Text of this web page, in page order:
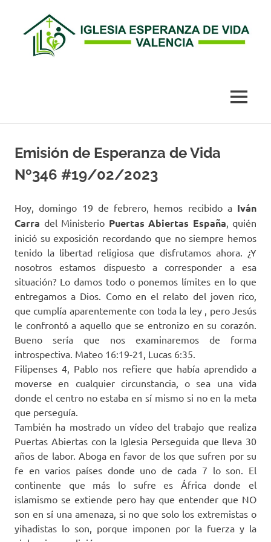
contenido
Valencia
MENÚ
Emisión de Esperanza de Vida
Nº346 #19/02/2023
Hoy, domingo 19 de febrero, hemos recibido a Iván
Carra del Ministerio Puertas Abiertas España, quién
inició su exposición recordando que no siempre hemos
tenido la libertad religiosa que disfrutamos ahora. ¿Y
nosotros estamos dispuesto a corresponder a esa
situación? Lo damos todo o ponemos límites en lo que
entregamos a Dios. Como en el relato del joven rico,
que cumplía aparentemente con toda la ley , pero Jesús
le confrontó a aquello que se entronizo en su corazón.
Bueno sería que nos examinaremos de forma
introspectiva. Mateo 16:19-21, Lucas 6:35.
Filipenses 4, Pablo nos refiere que había aprendido a
moverse en cualquier circunstancia, o sea una vida
donde el centro no estaba en sí mismo si no en la meta
que perseguía.
También ha mostrado un vídeo del trabajo que realiza
Puertas Abiertas con la Iglesia Perseguida que lleva 30
años de labor. Aboga en favor de los que sufren por su
fe en varios países donde uno de cada 7 lo son. El
continente que más lo sufre es África donde el
islamismo se extiende pero hay que entender que NO
son en sí una amenaza, si no que solo los extremistas o
yihadistas lo son, porque imponen por la fuerza y la